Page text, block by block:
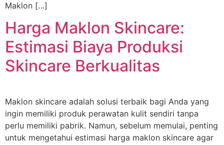
Maklon […]
Harga Maklon Skincare:
Estimasi Biaya Produksi
Skincare Berkualitas
Maklon skincare adalah solusi terbaik bagi Anda yang
ingin memiliki produk perawatan kulit sendiri tanpa
perlu memiliki pabrik. Namun, sebelum memulai, penting
untuk mengetahui estimasi harga maklon skincare agar